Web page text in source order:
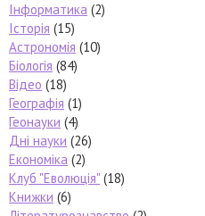
Інформатика (2)
Історія (15)
Астрономія (10)
Біологія (84)
Відео (18)
Географія (1)
Геонауки (4)
Дні науки (26)
Економіка (2)
Клуб "Еволюція" (18)
Книжки (6)